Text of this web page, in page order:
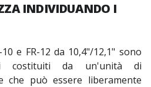
INDIVIDUANDO I
e FR-12 da 10,4"/12,1" sono
costituiti da un'unità di
che può essere liberamente